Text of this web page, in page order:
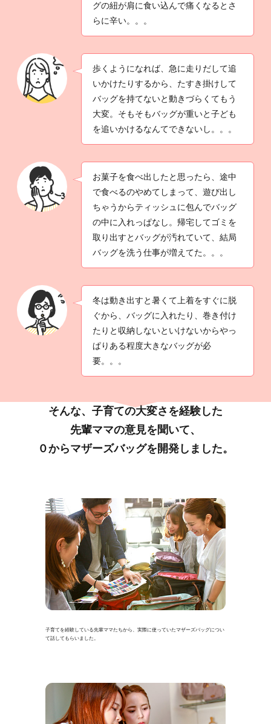
グの紐が肩に食い込んで痛くなるとさ
らに辛い。。。
歩くようになれば、急に走りだして追
いかけたりするから、たすき掛けして
バッグを持てないと動きづらくてもう
大変。そもそもバッグが重いと子ども
を追いかけるなんてできないし。。。
お菓子を食べ出したと思ったら、途中
で食べるのやめてしまって、遊び出し
ちゃうからティッシュに包んでバッグ
の中に入れっぱなし。帰宅してゴミを
取り出すとバッグが汚れていて、結局
バッグを洗う仕事が増えてた。。。
冬は動き出すと暑くて上着をすぐに脱
ぐから、バッグに入れたり、巻き付け
たりと収納しないといけないからやっ
ぱりある程度大きなバッグが必
要。。。
そんな、子育ての大変さを経験した
先輩ママの意見を聞いて、
０からマザーズバッグを開発しました。
子育てを経験している先輩ママたちから、実際に使っていたマザーズバッグについ
て話してもらいました。